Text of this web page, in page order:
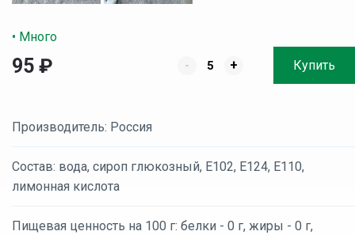
• Много
95 ₽ - + Купить
Производитель: Россия
Состав: вода, сироп глюкозный, Е102, Е124, Е110,
лимонная кислота
Пищевая ценность на 100 г: белки - 0 г, жиры - 0 г,